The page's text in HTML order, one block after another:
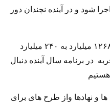
شود و در آینده نچندان دور
قنواتی در خصوص بودجه امسال ۱۲۶۸۰ میلیارد به ۲۴۰ میلیارد
در برنامه سال آینده دنبال
و نهادها واز طرح های برای